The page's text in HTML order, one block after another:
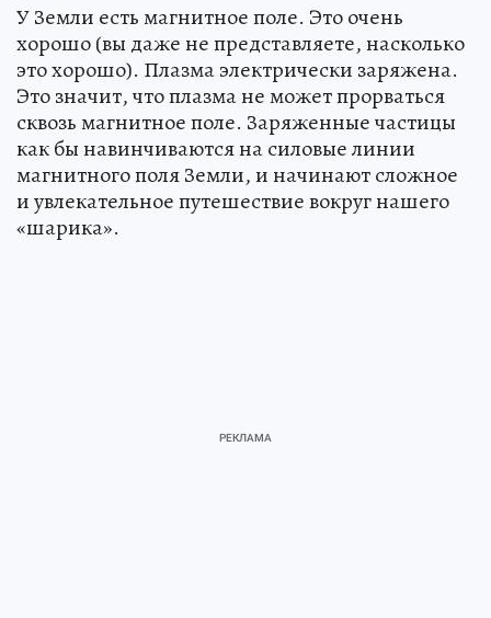
У Земли есть магнитное поле. Это очень
хорошо (вы даже не представляете, насколько
это хорошо). Плазма электрически заряжена.
Это значит, что плазма не может прорваться
сквозь магнитное поле. Заряженные частицы
как бы навинчиваются на силовые линии
магнитного поля Земли, и начинают сложное
и увлекательное путешествие вокруг нашего
«шарика».